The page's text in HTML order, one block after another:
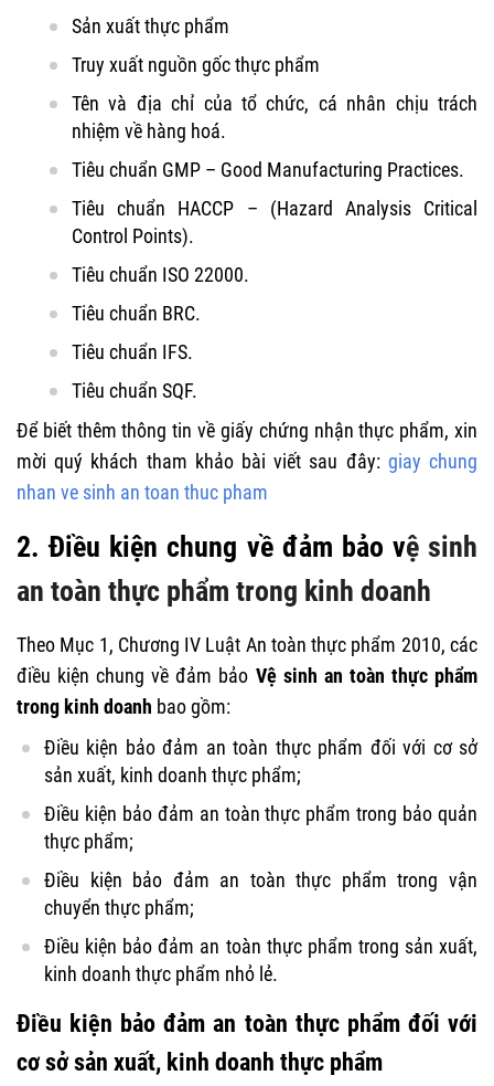
Sản xuất thực phẩm
Truy xuất nguồn gốc thực phẩm
Tên và địa chỉ của tổ chức, cá nhân chịu trách
nhiệm về hàng hoá.
Tiêu chuẩn GMP – Good Manufacturing Practices.
Tiêu chuẩn HACCP – (Hazard Analysis Critical
Control Points).
Tiêu chuẩn ISO 22000.
Tiêu chuẩn BRC.
Tiêu chuẩn IFS.
Tiêu chuẩn SQF.
Để biết thêm thông tin về giấy chứng nhận thực phẩm, xin
mời quý khách tham khảo bài viết sau đây: giay chung
nhan ve sinh an toan thuc pham
2. Điều kiện chung về đảm bảo vệ sinh
an toàn thực phẩm trong kinh doanh
Theo Mục 1, Chương IV Luật An toàn thực phẩm 2010, các
điều kiện chung về đảm bảo Vệ sinh an toàn thực phẩm
trong kinh doanh bao gồm:
Điều kiện bảo đảm an toàn thực phẩm đối với cơ sở
sản xuất, kinh doanh thực phẩm;
Điều kiện bảo đảm an toàn thực phẩm trong bảo quản
thực phẩm;
Điều kiện bảo đảm an toàn thực phẩm trong vận
chuyển thực phẩm;
Điều kiện bảo đảm an toàn thực phẩm trong sản xuất,
kinh doanh thực phẩm nhỏ lẻ.
Điều kiện bảo đảm an toàn thực phẩm đối với
cơ sở sản xuất, kinh doanh thực phẩm